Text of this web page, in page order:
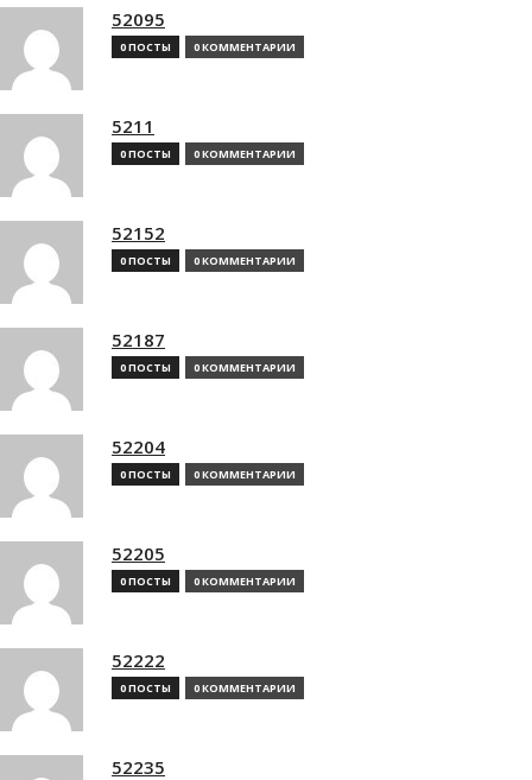
52095
0 ПОСТЫ 0 КОММЕНТАРИИ
5211
0 ПОСТЫ 0 КОММЕНТАРИИ
52152
0 ПОСТЫ 0 КОММЕНТАРИИ
52187
0 ПОСТЫ 0 КОММЕНТАРИИ
52204
0 ПОСТЫ 0 КОММЕНТАРИИ
52205
0 ПОСТЫ 0 КОММЕНТАРИИ
52222
0 ПОСТЫ 0 КОММЕНТАРИИ
52235